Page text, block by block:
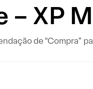
– XP
de "Compra”